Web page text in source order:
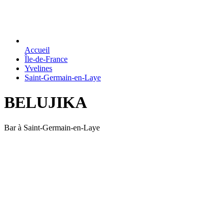
Accueil
Île-de-France
Yvelines
Saint-Germain-en-Laye
BELUJIKA
Bar à Saint-Germain-en-Laye